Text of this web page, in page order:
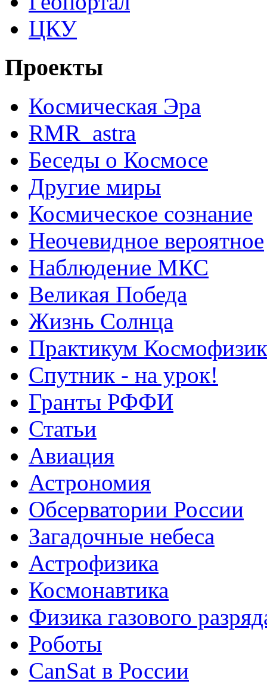
ЦКУ
Проекты
Космическая Эра
RMR_astra
Беседы о Космосе
Другие миры
Космическое сознание
Неочевидное вероятное
Наблюдение МКС
Великая Победа
Жизнь Солнца
Практикум
Спутник - на урок!
Гранты РФФИ
Статьи
Авиация
Астрономия
Обсерватории России
Загадочные небеса
Астрофизика
Космонавтика
Физика газового
Роботы
CanSat в России